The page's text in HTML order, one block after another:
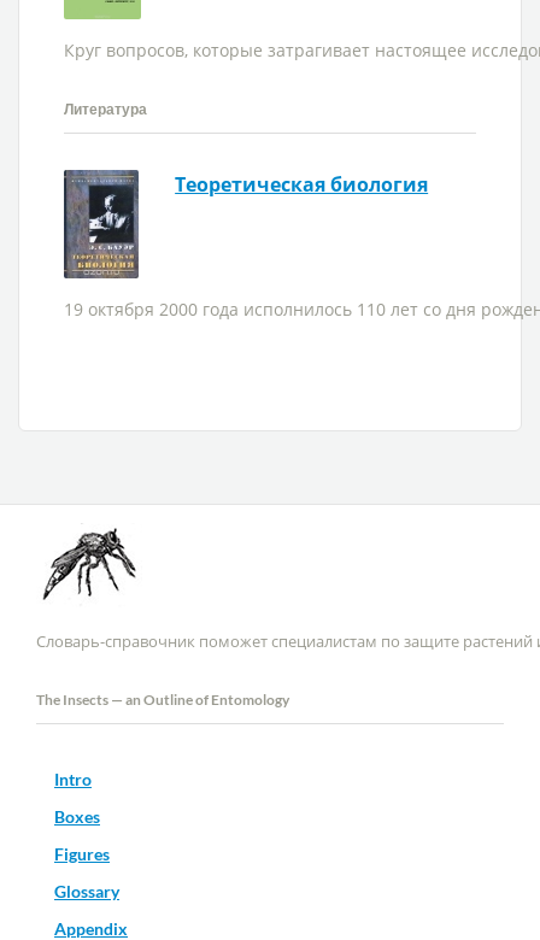
Круг вопросов, которые затрагивает настоящее
Литература
Теоретическая биология
19 октября 2000 года исполнилось 110 лет со дня
Словарь-справочник поможет специалистам по защите
The Insects — an Outline of Entomology
Intro
Boxes
Figures
Glossary
Appendix